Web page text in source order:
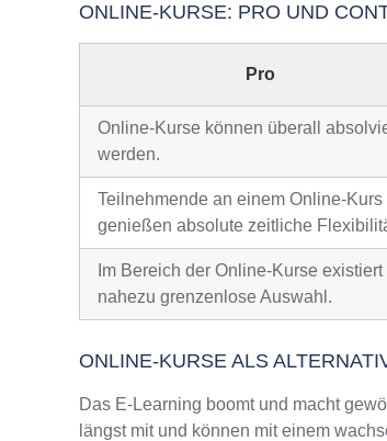
ONLINE-KURSE: PRO UND
Pro
Online-Kurse können überall
werden.
Teilnehmende an einem Online-Kurs
genießen absolute zeitliche
Im Bereich der Online-Kurse
nahezu grenzenlose Auswahl.
ONLINE-KURSE ALS
Das E-Learning boomt und macht
längst mit und können mit einem